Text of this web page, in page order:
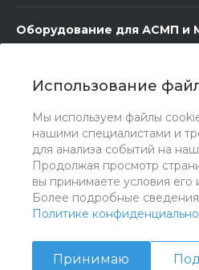
Использование
Мы используем файлы
нашими специалистами и
для анализа событий на
Продолжая просмотр
вы принимаете условия его
Более подробные
Политике
Принимаю
Оборудование для АСМП и
Медицинская мебель